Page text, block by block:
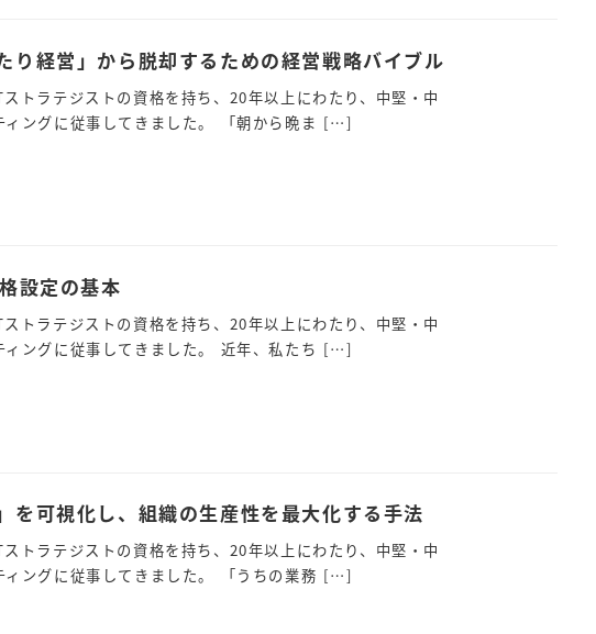
り経営」から脱却するための経営戦略バイブル
トラテジストの資格を持ち、20年以上にわたり、中堅・中
ィングに従事してきました。 「朝から晩ま […]
設定の基本
トラテジストの資格を持ち、20年以上にわたり、中堅・中
ィングに従事してきました。 近年、私たち […]
を可視化し、組織の生産性を最大化する手法
トラテジストの資格を持ち、20年以上にわたり、中堅・中
ィングに従事してきました。 「うちの業務 […]